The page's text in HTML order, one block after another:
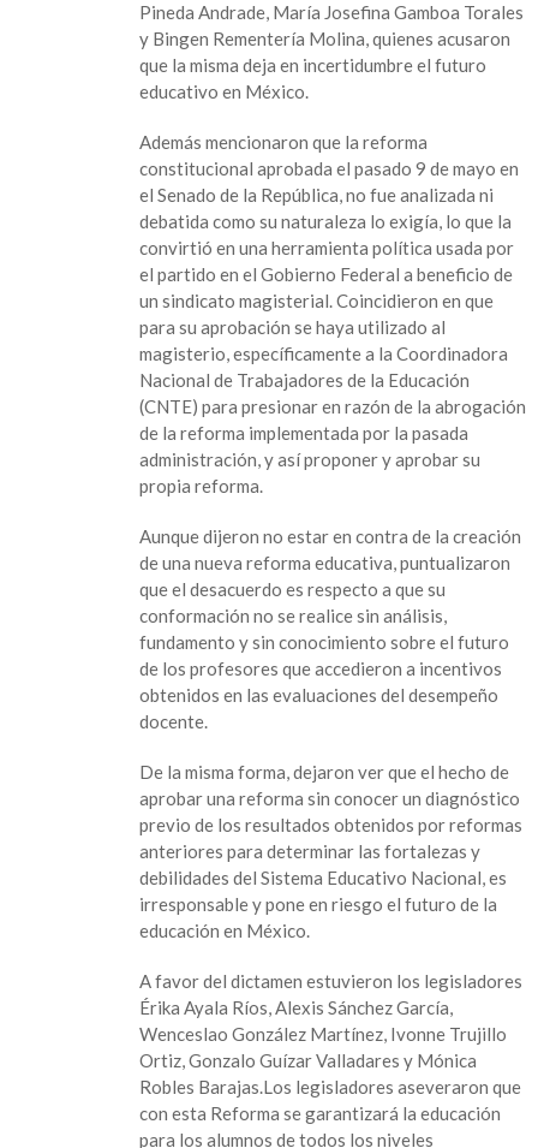
Pineda Andrade, María Josefina Gamboa Torales
y Bingen Rementería Molina, quienes acusaron
que la misma deja en incertidumbre el futuro
educativo en México.
Además mencionaron que la reforma
constitucional aprobada el pasado 9 de mayo en
el Senado de la República, no fue analizada ni
debatida como su naturaleza lo exigía, lo que la
convirtió en una herramienta política usada por
el partido en el Gobierno Federal a beneficio de
un sindicato magisterial. Coincidieron en que
para su aprobación se haya utilizado al
magisterio, específicamente a la Coordinadora
Nacional de Trabajadores de la Educación
(CNTE) para presionar en razón de la abrogación
de la reforma implementada por la pasada
administración, y así proponer y aprobar su
propia reforma.
Aunque dijeron no estar en contra de la creación
de una nueva reforma educativa, puntualizaron
que el desacuerdo es respecto a que su
conformación no se realice sin análisis,
fundamento y sin conocimiento sobre el futuro
de los profesores que accedieron a incentivos
obtenidos en las evaluaciones del desempeño
docente.
De la misma forma, dejaron ver que el hecho de
aprobar una reforma sin conocer un diagnóstico
previo de los resultados obtenidos por reformas
anteriores para determinar las fortalezas y
debilidades del Sistema Educativo Nacional, es
irresponsable y pone en riesgo el futuro de la
educación en México.
A favor del dictamen estuvieron los legisladores
Érika Ayala Ríos, Alexis Sánchez García,
Wenceslao González Martínez, Ivonne Trujillo
Ortiz, Gonzalo Guízar Valladares y Mónica
Robles Barajas.Los legisladores aseveraron que
con esta Reforma se garantizará la educación
para los alumnos de todos los niveles